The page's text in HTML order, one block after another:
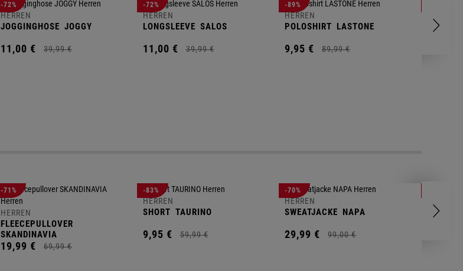
-72%
HERREN
JOGGINGHOSE JOGGY
11,00 € 39,99 €
-72%
HERREN
LONGSLEEVE SALOS
11,00 € 39,99 €
-89%
HERREN
POLOSHIRT LASTONE
9,95 € 89,99 €
SHORT
-71%
HERREN
FLEECEPULLOVER
SKANDINAVIA
19,99 € 69,99 €
-83%
HERREN
SHORT TAURINO
9,95 € 59,99 €
-70%
HERREN
SWEATJACKE NAPA
29,99 € 99,00 €